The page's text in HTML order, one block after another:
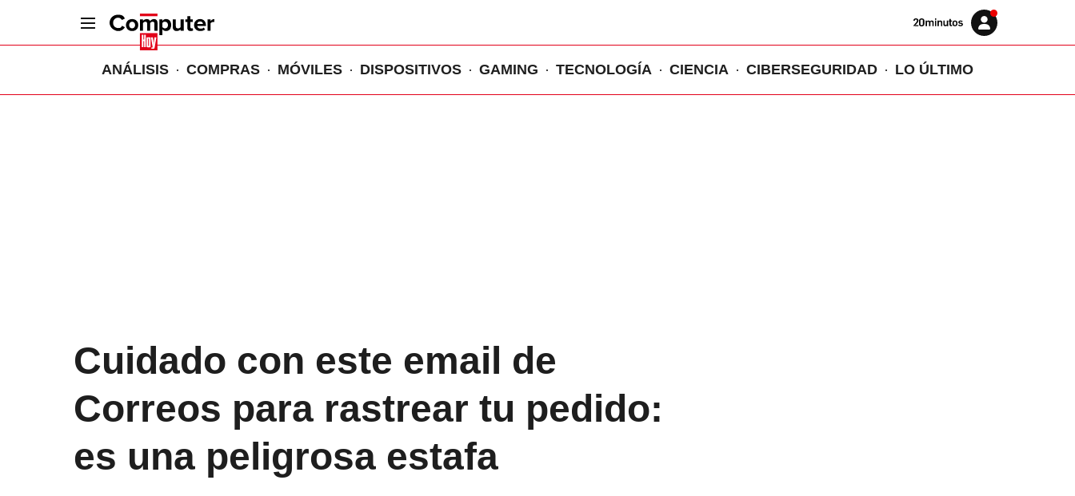
Volver
Iniciar
sesión
ANÁLISIS COMPRAS MÓVILES DISPOSITIVOS GAMING TECNOLOGÍA CIENCIA CIBERSEGURIDAD LO ÚLTIMO
Cuidado con este email de
Correos para rastrear tu pedido:
es una peligrosa estafa